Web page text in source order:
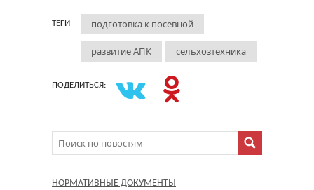
ТЕГИ подготовка к посевной
развитие АПК сельхозтехника
ПОДЕЛИТЬСЯ:
НОРМАТИВНЫЕ ДОКУМЕНТЫ